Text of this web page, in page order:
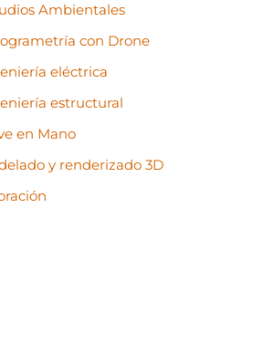
Ambientales
con Drone
eléctrica
estructural
en Mano
y renderizado 3D